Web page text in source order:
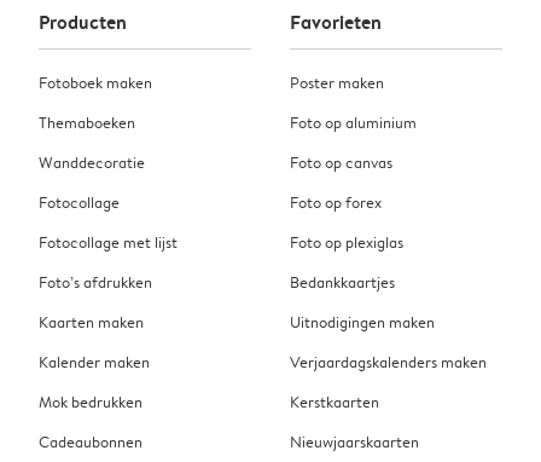
Producten
Fotoboek maken
Themaboeken
Wanddecoratie
Fotocollage
Fotocollage met lijst
Foto’s afdrukken
Kaarten maken
Kalender maken
Mok bedrukken
Cadeaubonnen
Favorieten
Poster maken
Foto op aluminium
Foto op canvas
Foto op forex
Foto op plexiglas
Bedankkaartjes
Uitnodigingen maken
Verjaardagskalenders maken
Kerstkaarten
Nieuwjaarskaarten